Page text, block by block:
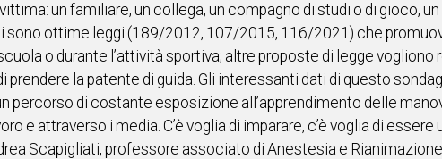
un familiare, un collega, un compagno di studi o di gioco,
sono ottime leggi (189/2012, 107/2015, 116/2021) che
o durante l’attività sportiva; altre proposte di legge vogliono
la patente di guida. Gli interessanti dati di questo
percorso di costante esposizione all’apprendimento delle
e attraverso i media. C’è voglia di imparare, c’è voglia di
Scapigliati, professore associato di Anestesia e